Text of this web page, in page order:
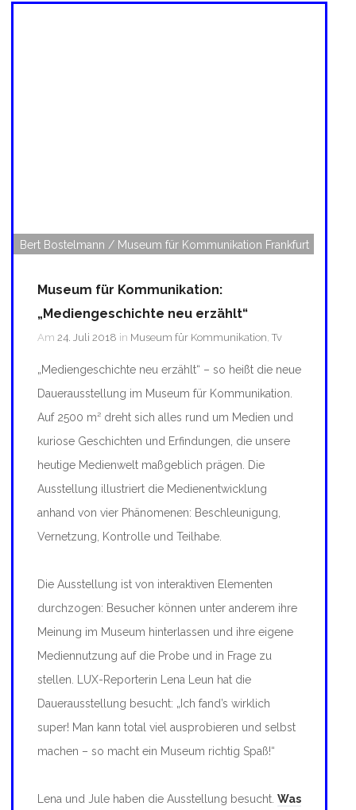
Bert Bostelmann / Museum für Kommunikation Frankfurt
Museum für Kommunikation:
„Mediengeschichte neu erzählt“
Am 24. Juli 2018 in Museum für Kommunikation ,Tv
„Mediengeschichte neu erzählt“ – so heißt die neue
Dauerausstellung im Museum für Kommunikation.
Auf 2500 m² dreht sich alles rund um Medien und
kuriose Geschichten und Erfindungen, die unsere
heutige Medienwelt maßgeblich prägen. Die
Ausstellung illustriert die Medienentwicklung
anhand von vier Phänomenen: Beschleunigung,
Vernetzung, Kontrolle und Teilhabe.
Die Ausstellung ist von interaktiven Elementen
durchzogen: Besucher können unter anderem ihre
Meinung im Museum hinterlassen und ihre eigene
Mediennutzung auf die Probe und in Frage zu
stellen. LUX-Reporterin Lena Leun hat die
Dauerausstellung besucht: „Ich fand’s wirklich
super! Man kann total viel ausprobieren und selbst
machen – so macht ein Museum richtig Spaß!“
Lena und Jule haben die Ausstellung besucht. Was